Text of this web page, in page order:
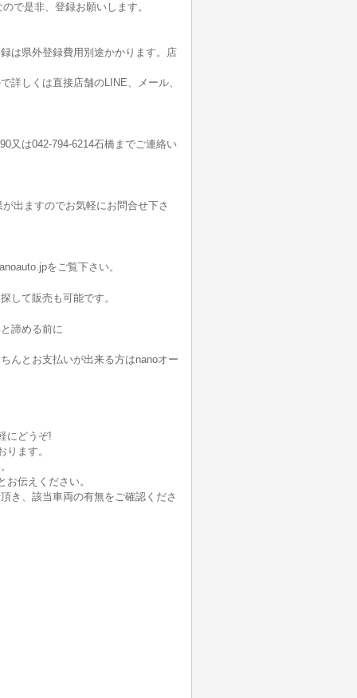
で是非、登録お願いします。
は県外登録費用別途かかります。店
しくは直接店舗のLINE、メール、
又は042-794-6214石橋までご連絡い
出ますのでお気軽にお問合せ下さ
をご覧下さい。
して販売も可能です。
諦める前に
んとお支払いが出来る方はnanoオー
にどうぞ!
ます。
伝えください。
き、該当車両の有無をご確認くださ